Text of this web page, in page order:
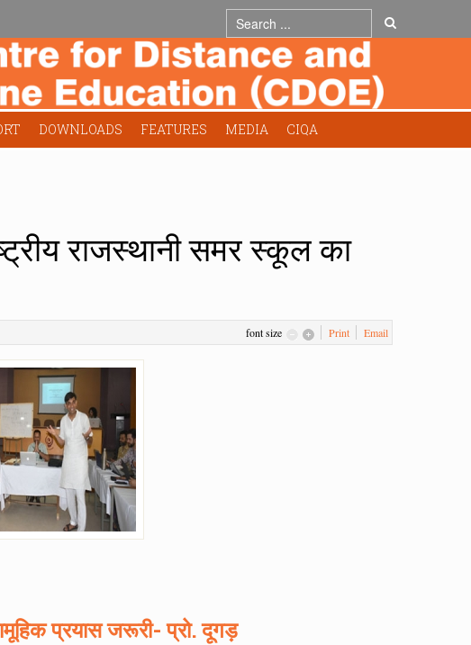
DOWNLOADS FEATURES MEDIA CIQA
राजस्थानी समर स्कूल का
font size Print Email
प्रयास जरूरी- प्रो. दूगड़